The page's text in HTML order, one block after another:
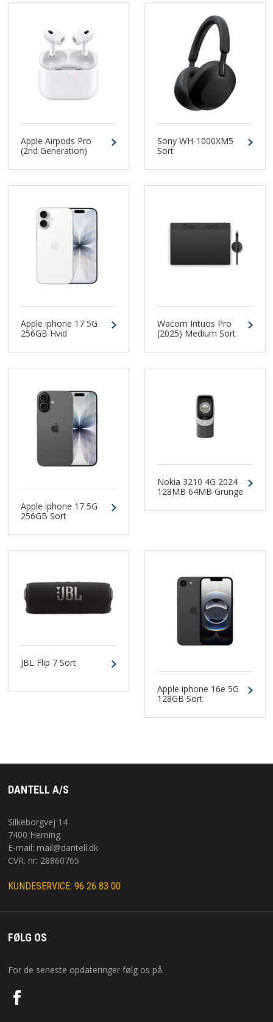
Apple Airpods Pro
(2nd Generation)
Magsafe
Sony WH-1000XM5
Sort
Apple iphone 17 5G
256GB Hvid
Wacom Intuos Pro
(2025) Medium Sort
Apple iphone 17 5G
256GB Sort
Nokia 3210 4G 2024
128MB 64MB Grunge
JBL Flip 7 Sort
Apple iphone 16e 5G
128GB Sort
DANTELL A/S
Silkeborgvej 14
7400 Herning
E-mail: mail@dantell.dk
CVR. nr: 28860765
KUNDESERVICE: 96 26 83 00
FØLG OS
For de seneste opdateringer følg os på